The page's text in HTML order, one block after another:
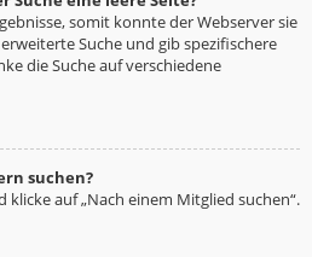
somit konnte der Webserver sie
Suche und gib spezifischere
die Suche auf verschiedene
suchen?
klicke auf „Nach einem Mitglied suchen“.